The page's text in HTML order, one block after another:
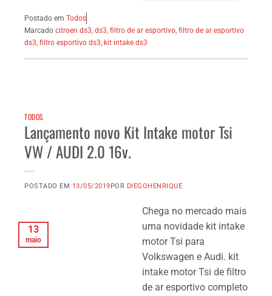
Postado em Todos
Marcado citroen ds3, ds3, filtro de ar esportivo, filtro de ar esportivo
ds3, filtro esportivo ds3, kit intake ds3
TODOS
Lançamento novo Kit Intake motor Tsi
VW / AUDI 2.0 16v.
POSTADO EM 13/05/2019 POR DIEGOHENRIQUE
13
maio
Chega no mercado mais
uma novidade kit intake
motor Tsi para
Volkswagen e Audi. kit
intake motor Tsi de filtro
de ar esportivo completo